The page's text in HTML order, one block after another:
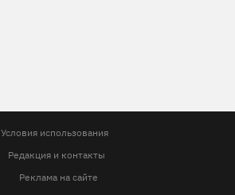
Условия использования
Редакция и контакты
Реклама на сайте